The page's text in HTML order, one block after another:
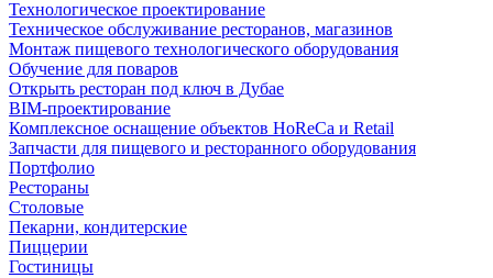
Технологическое проектирование
Техническое обслуживание ресторанов, магазинов
Монтаж пищевого технологического оборудования
Обучение для поваров
Открыть ресторан под ключ в Дубае
BIM-проектирование
Комплексное оснащение объектов HoReCa и Retail
Запчасти для пищевого и ресторанного оборудования
Портфолио
Рестораны
Столовые
Пекарни, кондитерские
Пиццерии
Гостиницы